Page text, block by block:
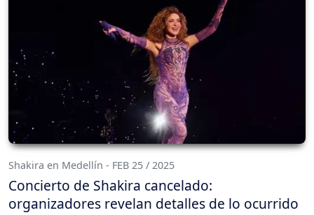
Shakira en Medellín - FEB 25 / 2025
Concierto de Shakira cancelado:
organizadores revelan detalles de lo ocurrido